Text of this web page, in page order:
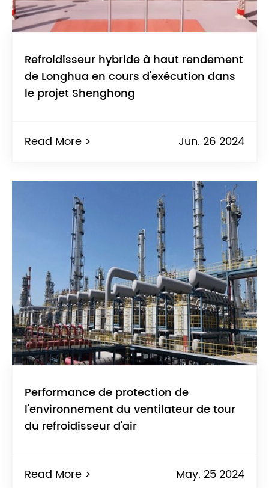
Refroidisseur hybride à haut rendement
de Longhua en cours d'exécution dans
le projet Shenghong
Read More > Jun. 26 2024
Performance de protection de
l'environnement du ventilateur de tour
du refroidisseur d'air
Read More > May. 25 2024